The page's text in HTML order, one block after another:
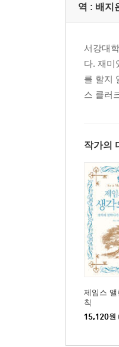
역 : 배지
서강대
다. 재미
를 할지
스 클러
작가의
제임스 앨
칙
15,120원